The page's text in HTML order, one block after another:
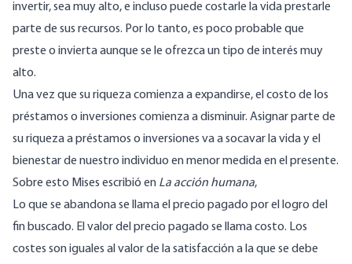
invertir, sea muy alto, e incluso puede costarle la vida prestarle
parte de sus recursos. Por lo tanto, es poco probable que
preste o invierta aunque se le ofrezca un tipo de interés muy
alto.
Una vez que su riqueza comienza a expandirse, el costo de los
préstamos o inversiones comienza a disminuir. Asignar parte de
su riqueza a préstamos o inversiones va a socavar la vida y el
bienestar de nuestro individuo en menor medida en el presente.
Sobre esto Mises escribió en La acción humana,
Lo que se abandona se llama el precio pagado por el logro del
fin buscado. El valor del precio pagado se llama costo. Los
costes son iguales al valor de la satisfacción a la que se debe